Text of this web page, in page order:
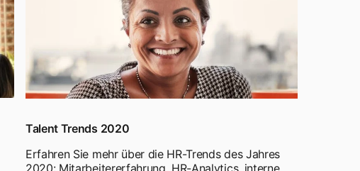
Talent Trends 2020
Erfahren Sie mehr über die HR-Trends des Jahres
2020: Mitarbeitererfahrung, HR-Analytics, interne